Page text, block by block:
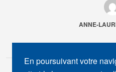
ANNE-
En poursuivant votre